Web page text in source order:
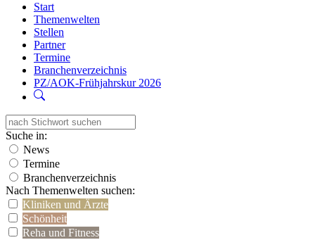
Start
Themenwelten
Stellen
Partner
Termine
Branchenverzeichnis
PZ/AOK-Frühjahrskur 2026
Suche in:
News
Termine
Branchenverzeichnis
Nach Themenwelten suchen:
Kliniken und Ärzte
Schönheit
Reha und Fitness